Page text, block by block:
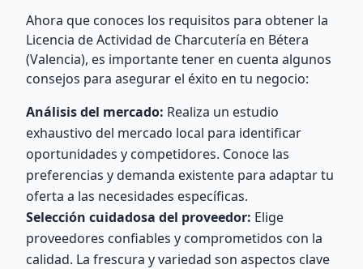
Ahora que conoces los requisitos para obtener la
Licencia de Actividad de Charcutería en Bétera
(Valencia), es importante tener en cuenta algunos
consejos para asegurar el éxito en tu negocio:
Análisis del mercado: Realiza un estudio
exhaustivo del mercado local para identificar
oportunidades y competidores. Conoce las
preferencias y demanda existente para adaptar tu
oferta a las necesidades específicas.
Selección cuidadosa del proveedor: Elige
proveedores confiables y comprometidos con la
calidad. La frescura y variedad son aspectos clave